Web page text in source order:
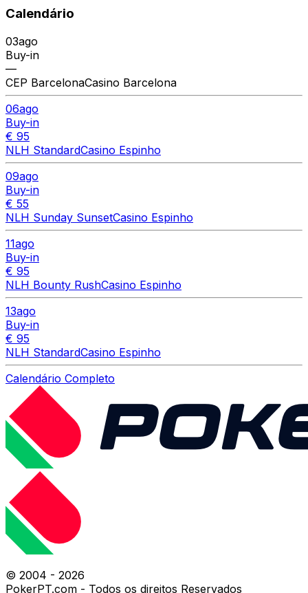
Calendário
03ago
Buy-in
—
CEP BarcelonaCasino Barcelona
06ago
Buy-in
€ 95
NLH StandardCasino Espinho
09ago
Buy-in
€ 55
NLH Sunday SunsetCasino Espinho
11ago
Buy-in
€ 95
NLH Bounty RushCasino Espinho
13ago
Buy-in
€ 95
NLH StandardCasino Espinho
Calendário Completo
© 2004 - 2026
PokerPT.com - Todos os direitos Reservados